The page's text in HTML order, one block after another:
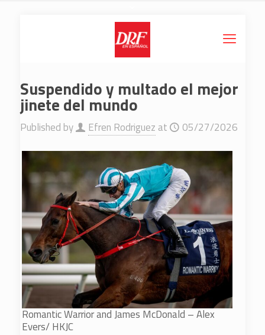
Suspendido y multado el mejor
jinete del mundo
Published by Efren Rodriguez at 05/27/2026
Romantic Warrior and James McDonald – Alex
Evers/ HKJC